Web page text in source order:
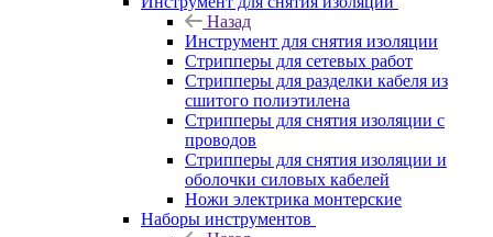
Назад
Инструмент для снятия изоляции
Стрипперы для сетевых работ
Стрипперы для разделки кабеля из
сшитого полиэтилена
Cтрипперы для снятия изоляции с
проводов
Стрипперы для снятия изоляции и
оболочки силовых кабелей
Ножи электрика монтерские
Наборы инструментов